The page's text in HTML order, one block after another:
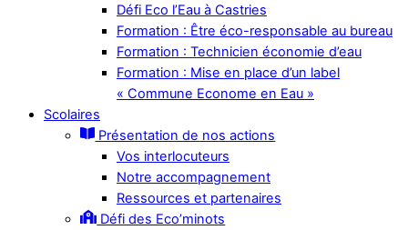
Défi Eco l’Eau à Castries
Formation : Être éco-responsable au bureau
Formation : Technicien économie d’eau
Formation : Mise en place d’un label
« Commune Econome en Eau »
Scolaires
Présentation de nos actions
Vos interlocuteurs
Notre accompagnement
Ressources et partenaires
Défi des Eco’minots